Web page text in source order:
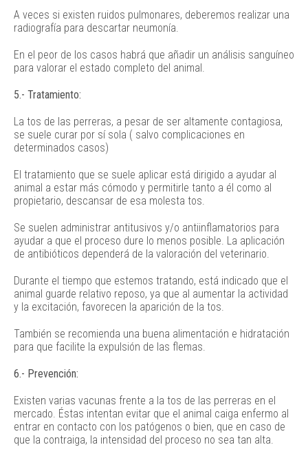
A veces si existen ruidos pulmonares, deberemos realizar una
radiografía para descartar neumonía.
En el peor de los casos habrá que añadir un análisis sanguíneo
para valorar el estado completo del animal.
5.- Tratamiento:
La tos de las perreras, a pesar de ser altamente contagiosa,
se suele curar por sí sola ( salvo complicaciones en
determinados casos)
El tratamiento que se suele aplicar está dirigido a ayudar al
animal a estar más cómodo y permitirle tanto a él como al
propietario, descansar de esa molesta tos.
Se suelen administrar antitusivos y/o antiinflamatorios para
ayudar a que el proceso dure lo menos posible. La aplicación
de antibióticos dependerá de la valoración del veterinario.
Durante el tiempo que estemos tratando, está indicado que el
animal guarde relativo reposo, ya que al aumentar la actividad
y la excitación, favorecen la aparición de la tos.
También se recomienda una buena alimentación e hidratación
para que facilite la expulsión de las flemas.
6.- Prevención:
Existen varias vacunas frente a la tos de las perreras en el
mercado. Éstas intentan evitar que el animal caiga enfermo al
entrar en contacto con los patógenos o bien, que en caso de
que la contraiga, la intensidad del proceso no sea tan alta.